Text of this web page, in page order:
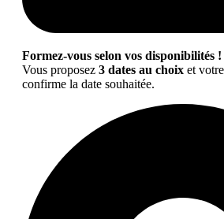
Formez-vous selon vos disponibilités !
Vous proposez 3 dates au choix et
confirme la date souhaitée.